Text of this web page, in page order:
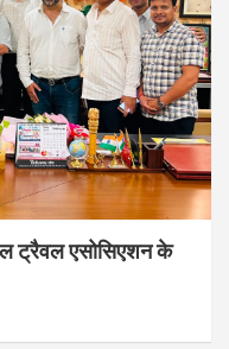
ट्रैवल एसोसिएशन के